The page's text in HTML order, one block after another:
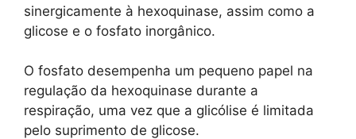
sinergicamente à hexoquinase, assim como a
glicose e o fosfato inorgânico.
O fosfato desempenha um pequeno papel na
regulação da hexoquinase durante a
respiração, uma vez que a glicólise é limitada
pelo suprimento de glicose.